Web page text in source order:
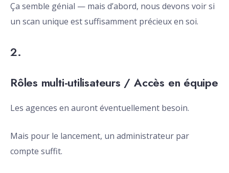
Ça semble génial — mais d’abord, nous devons voir si
un scan unique est suffisamment précieux en soi.
2.
Rôles multi-utilisateurs / Accès en équipe
Les agences en auront éventuellement besoin.
Mais pour le lancement, un administrateur par
compte suffit.